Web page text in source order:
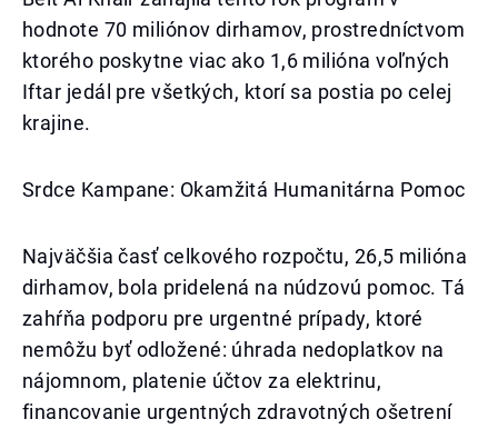
hodnote 70 miliónov dirhamov, prostredníctvom
ktorého poskytne viac ako 1,6 milióna voľných
Iftar jedál pre všetkých, ktorí sa postia po celej
krajine.
Srdce Kampane: Okamžitá Humanitárna Pomoc
Najväčšia časť celkového rozpočtu, 26,5 milióna
dirhamov, bola pridelená na núdzovú pomoc. Tá
zahŕňa podporu pre urgentné prípady, ktoré
nemôžu byť odložené: úhrada nedoplatkov na
nájomnom, platenie účtov za elektrinu,
financovanie urgentných zdravotných ošetrení